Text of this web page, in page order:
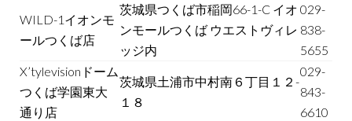
WILD-1イオンモ
ールつくば店
茨城県つくば市稲岡66-1-C イオ
ンモールつくば ウエストヴィレ
ッジ内
029-
838-
5655
X’tylevisionドーム
つくば学園東大
通り店
茨城県土浦市中村南６丁目１２-
１８
029-
843-
6610